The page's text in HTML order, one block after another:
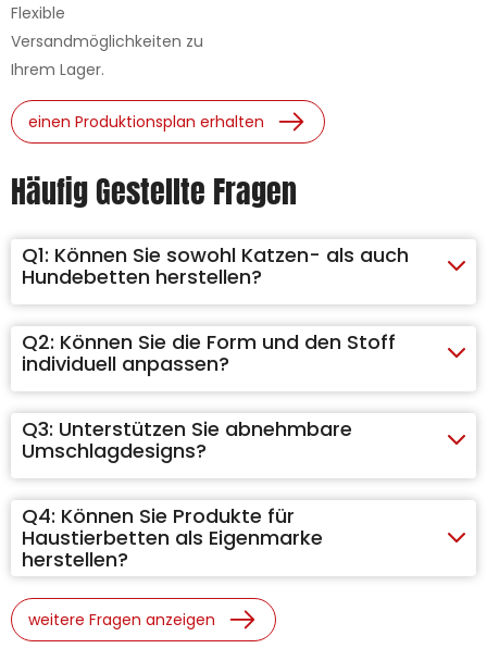
Flexible
Versandmöglichkeiten zu
Ihrem Lager.
einen Produktionsplan erhalten
Häufig Gestellte Fragen
Q1: Können Sie sowohl Katzen- als auch
Hundebetten herstellen?
Q2: Können Sie die Form und den Stoff
individuell anpassen?
Q3: Unterstützen Sie abnehmbare
Umschlagdesigns?
Q4: Können Sie Produkte für
Haustierbetten als Eigenmarke
herstellen?
weitere Fragen anzeigen